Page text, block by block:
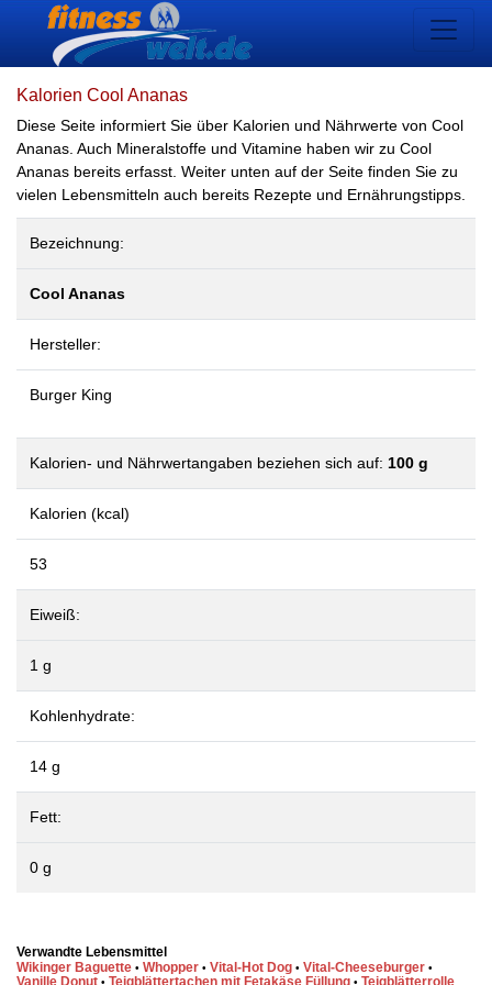
Kalorien Cool Ananas
Diese Seite informiert Sie über Kalorien und Nährwerte von Cool
Ananas. Auch Mineralstoffe und Vitamine haben wir zu Cool
Ananas bereits erfasst. Weiter unten auf der Seite finden Sie zu
vielen Lebensmitteln auch bereits Rezepte und Ernährungstipps.
Bezeichnung:
Cool Ananas
Hersteller:
Burger King
Kalorien- und Nährwertangaben beziehen sich auf: 100 g
Kalorien (kcal)
53
Eiweiß:
1 g
Kohlenhydrate:
14 g
Fett:
0 g
Verwandte Lebensmittel
Wikinger Baguette • Whopper • Vital-Hot Dog • Vital-Cheeseburger •
Vanille Donut • Teigblättertachen mit Fetakäse Füllung • Teigblätterrolle